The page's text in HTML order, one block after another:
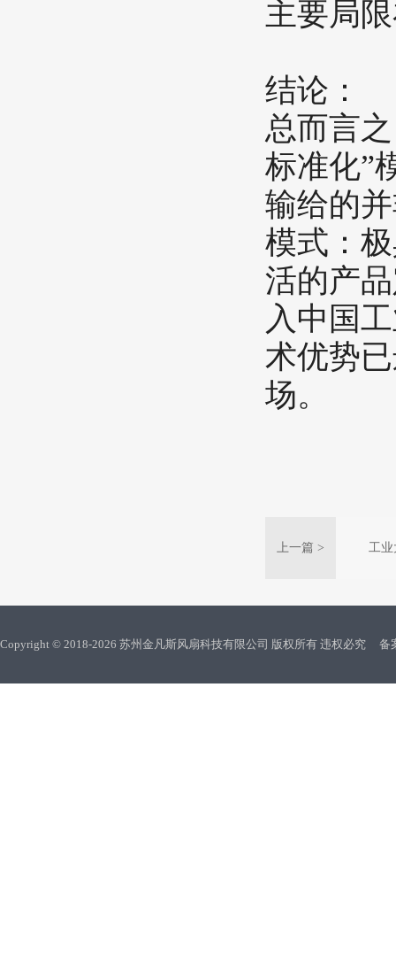
主要局
​结论：​​
总而言
标准化”
输给的
模式：
活的产
入中国
术优势
场。
上一篇 > 工业
Copyright © 2018-2026 苏州金凡斯风扇科技有限公司 版权所有 违权必究 备